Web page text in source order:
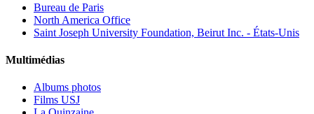
Bureau de Paris
North America Office
Saint Joseph University Foundation, Beirut Inc. - États-Unis
Multimédias
Albums photos
Films USJ